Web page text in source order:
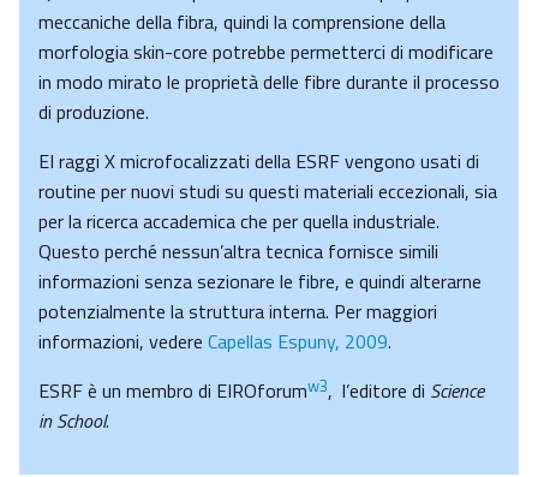
meccaniche della fibra, quindi la comprensione della
morfologia skin-core potrebbe permetterci di modificare
in modo mirato le proprietà delle fibre durante il processo
di produzione.
EI raggi X microfocalizzati della ESRF vengono usati di
routine per nuovi studi su questi materiali eccezionali, sia
per la ricerca accademica che per quella industriale.
Questo perché nessun’altra tecnica fornisce simili
informazioni senza sezionare le fibre, e quindi alterarne
potenzialmente la struttura interna. Per maggiori
informazioni, vedere Capellas Espuny, 2009.
ESRF è un membro di EIROforumw3, l’editore di Science
in School.